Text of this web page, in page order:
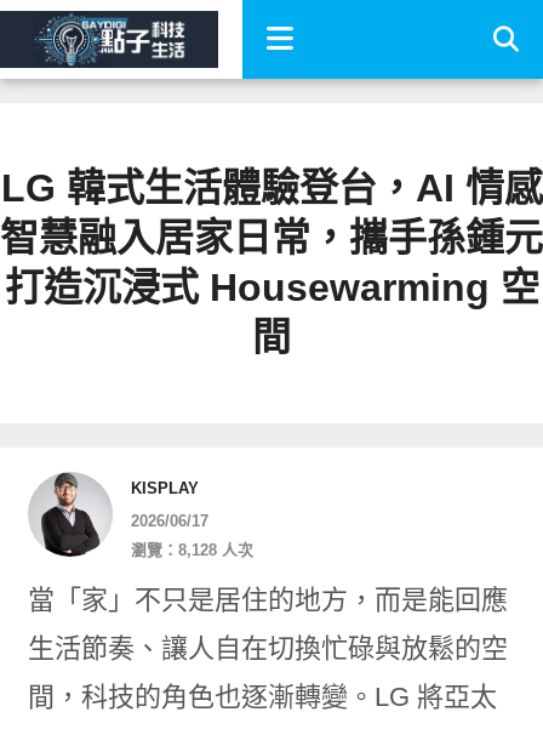
LG 韓式生活體驗登台，AI 情感
智慧融入居家日常，攜手孫鍾元
打造沉浸式 Housewarming 空
間
KISPLAY
2026/06/17
瀏覽：8,128 人次
當「家」不只是居住的地方，而是能回應
生活節奏、讓人自在切換忙碌與放鬆的空
間，科技的角色也逐漸轉變。LG 將亞太